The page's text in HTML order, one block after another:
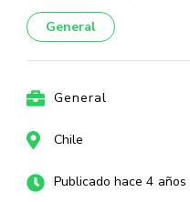
General
General
Chile
Publicado hace 4 años